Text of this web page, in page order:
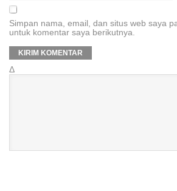
Simpan nama, email, dan situs web saya
untuk komentar saya berikutnya.
Δ